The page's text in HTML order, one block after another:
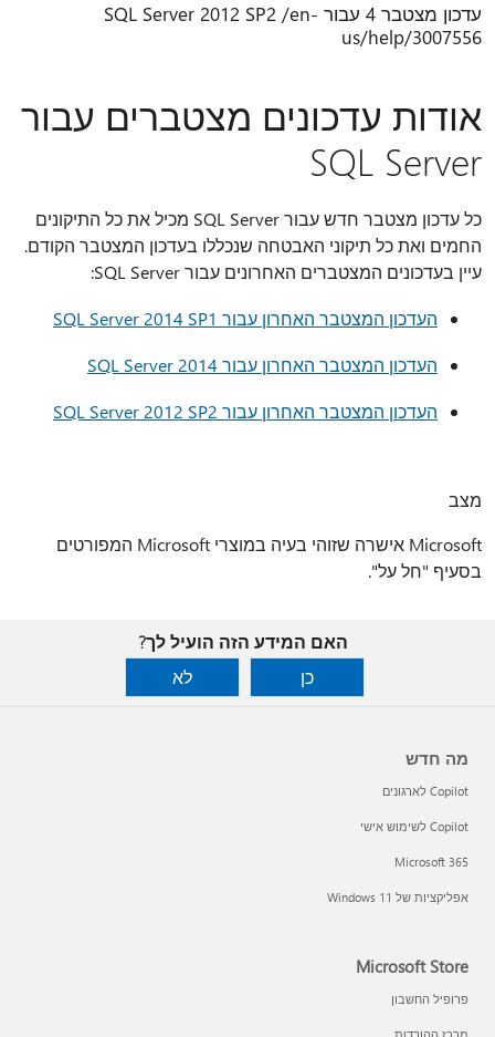
עדכון מצטבר 4 עבור SQL Server 2012 SP2 /en-
us/help/3007556
אודות עדכונים מצטברים עבור
SQL Server
כל עדכון מצטבר חדש עבור SQL Server מכיל את כל התיקונים
החמים ואת כל תיקוני האבטחה שנכללו בעדכון המצטבר הקודם.
עיין בעדכונים המצטברים האחרונים עבור SQL Server:
העדכון המצטבר האחרון עבור SQL Server 2014 SP1
העדכון המצטבר האחרון עבור SQL Server 2014
העדכון המצטבר האחרון עבור SQL Server 2012 SP2
מצב
Microsoft אישרה שזוהי בעיה במוצרי Microsoft המפורטים
בסעיף "חל על".
האם המידע הזה הועיל לך?
כן
לא
מה חדש
Copilot לארגונים
Copilot לשימוש אישי
Microsoft 365
אפליקציות של Windows 11‏
Microsoft Store
פרופיל החשבון